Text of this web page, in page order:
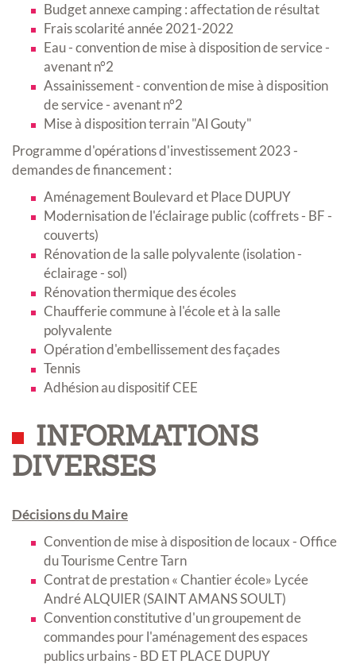
Budget annexe camping : affectation de résultat
Frais scolarité année 2021-2022
Eau - convention de mise à disposition de service -
avenant n°2
Assainissement - convention de mise à disposition
de service - avenant n°2
Mise à disposition terrain "Al Gouty"
Programme d'opérations d'investissement 2023 -
demandes de financement :
Aménagement Boulevard et Place DUPUY
Modernisation de l'éclairage public (coffrets - BF -
couverts)
Rénovation de la salle polyvalente (isolation -
éclairage - sol)
Rénovation thermique des écoles
Chaufferie commune à l'école et à la salle
polyvalente
Opération d'embellissement des façades
Tennis
Adhésion au dispositif CEE
INFORMATIONS
DIVERSES
Décisions du Maire
Convention de mise à disposition de locaux - Office
du Tourisme Centre Tarn
Contrat de prestation « Chantier école» Lycée
André ALQUIER (SAINT AMANS SOULT)
Convention constitutive d'un groupement de
commandes pour l'aménagement des espaces
publics urbains - BD ET PLACE DUPUY